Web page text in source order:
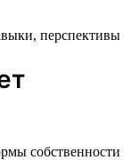
собственности